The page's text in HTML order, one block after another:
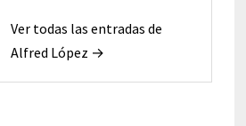
Ver todas las entradas de
Alfred López →